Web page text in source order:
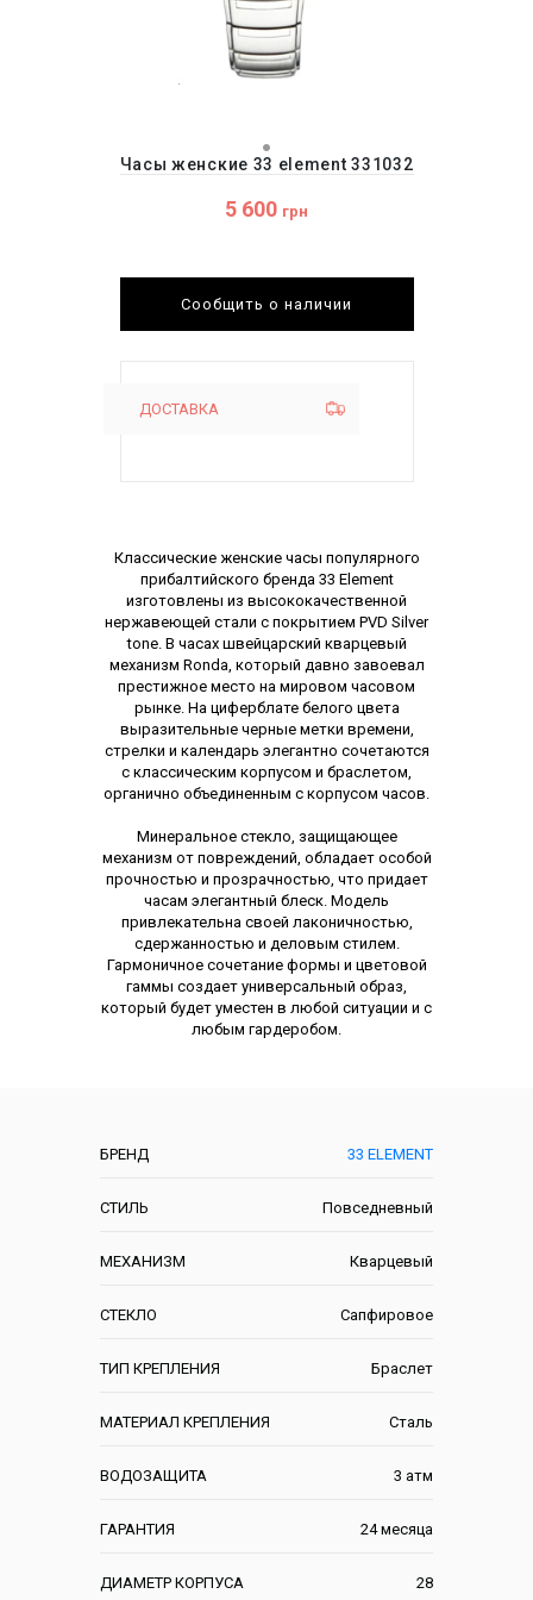
Часы женские 33 element 331032
5 600 грн
Сообщить о наличии
ДОСТАВКА
БРЕНД 33 ELEMENT
СТИЛЬ Повседневный
МЕХАНИЗМ Кварцевый
СТЕКЛО Сапфировое
ТИП КРЕПЛЕНИЯ Браслет
МАТЕРИАЛ КРЕПЛЕНИЯ Сталь
ВОДОЗАЩИТА 3 атм
ГАРАНТИЯ 24 месяца
ДИАМЕТР КОРПУСА 28
Описание
Классические женские часы популярного
прибалтийского бренда 33 Element
изготовлены из высококачественной
нержавеющей стали с покрытием PVD Silver
tone. В часах швейцарский кварцевый
механизм Ronda, который давно завоевал
престижное место на мировом часовом
рынке. На циферблате белого цвета
выразительные черные метки времени,
стрелки и календарь элегантно сочетаются
с классическим корпусом и браслетом,
органично объединенным с корпусом часов.
Минеральное стекло, защищающее
механизм от повреждений, обладает особой
прочностью и прозрачностью, что придает
часам элегантный блеск. Модель
привлекательна своей лаконичностью,
сдержанностью и деловым стилем.
Гармоничное сочетание формы и цветовой
гаммы создает универсальный образ,
который будет уместен в любой ситуации и с
любым гардеробом.